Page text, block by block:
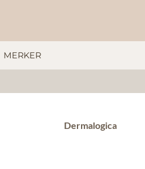
MERKER
Dermalogica